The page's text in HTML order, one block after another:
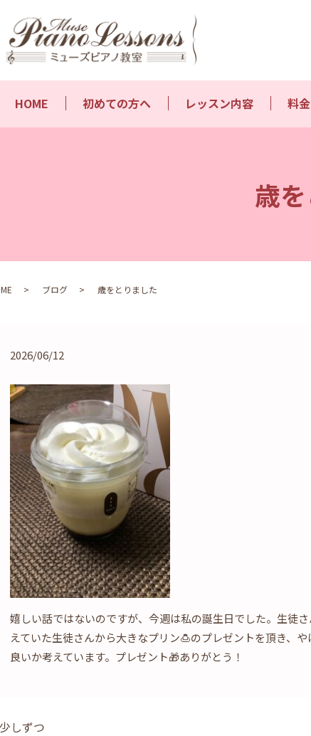
HOME 初めての方へ レッスン内容 料金
【営
歳
ブログ 歳をとりました
2026/06/12
嬉しい話ではないのですが、今週は私の誕生日でした。生徒
えていた生徒さんから大きなプリン🍮のプレゼントを頂き、
良いか考えています。プレゼント🎁ありがとう！
少しずつ